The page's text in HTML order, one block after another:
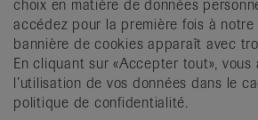
choix en matière de données
accédez pour la première fois à notre
bannière de cookies apparaît avec
En cliquant sur «Accepter tout», vous
l’utilisation de vos données dans le
politique de confidentialité.